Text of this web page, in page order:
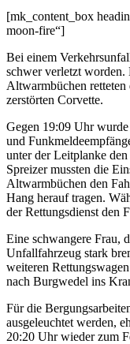
[mk_content_box
moon-fire“]
Bei einem
schwer verletzt worden.
Altwarmbüchen retteten
zerstörten Corvette.
Gegen 19:09 Uhr
und
unter der Leitplanke
Spreizer mussten die
Altwarmbüchen den
Hang herauf tragen.
der Rettungsdienst den
Eine schwangere Frau,
Unfallfahrzeug stark
weiteren
nach Burgwedel ins
Für die
ausgeleuchtet werden,
20:20 Uhr wieder zum